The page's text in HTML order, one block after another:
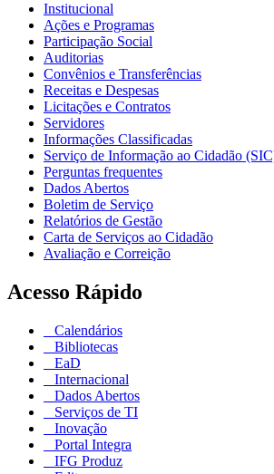
Institucional
Ações e Programas
Participação Social
Auditorias
Convênios e Transferências
Receitas e Despesas
Licitações e Contratos
Servidores
Informações Classificadas
Serviço de Informação ao Cidadão
Perguntas frequentes
Dados Abertos
Boletim de Serviço
Relatórios de Gestão
Carta de Serviços ao Cidadão
Avaliação e Correição
Acesso Rápido
Calendários
Bibliotecas
EaD
Internacional
Dados Abertos
Serviços de TI
Inovação
Portal Integra
IFG Produz